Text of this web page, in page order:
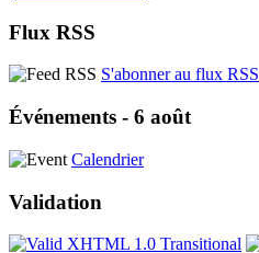
Flux RSS
S'abonner au flux RSS
Événements - 6 août
Calendrier
Validation